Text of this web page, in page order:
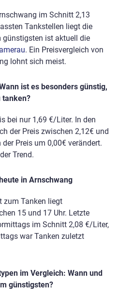
im Schnitt 2,13
Tankstellen liegt die
günstigsten ist aktuell die
. Ein Preisvergleich von
lohnt sich meist.
ist es besonders günstig,
tanken?
bei nur 1,69 €/Liter. In den
der Preis zwischen 2,12€ und
Preis um 0,00€ verändert.
Trend.
in Arnschwang
zum Tanken liegt
15 und 17 Uhr. Letzte
im Schnitt 2,08 €/Liter,
war Tanken zuletzt
im Vergleich: Wann und
günstigsten?